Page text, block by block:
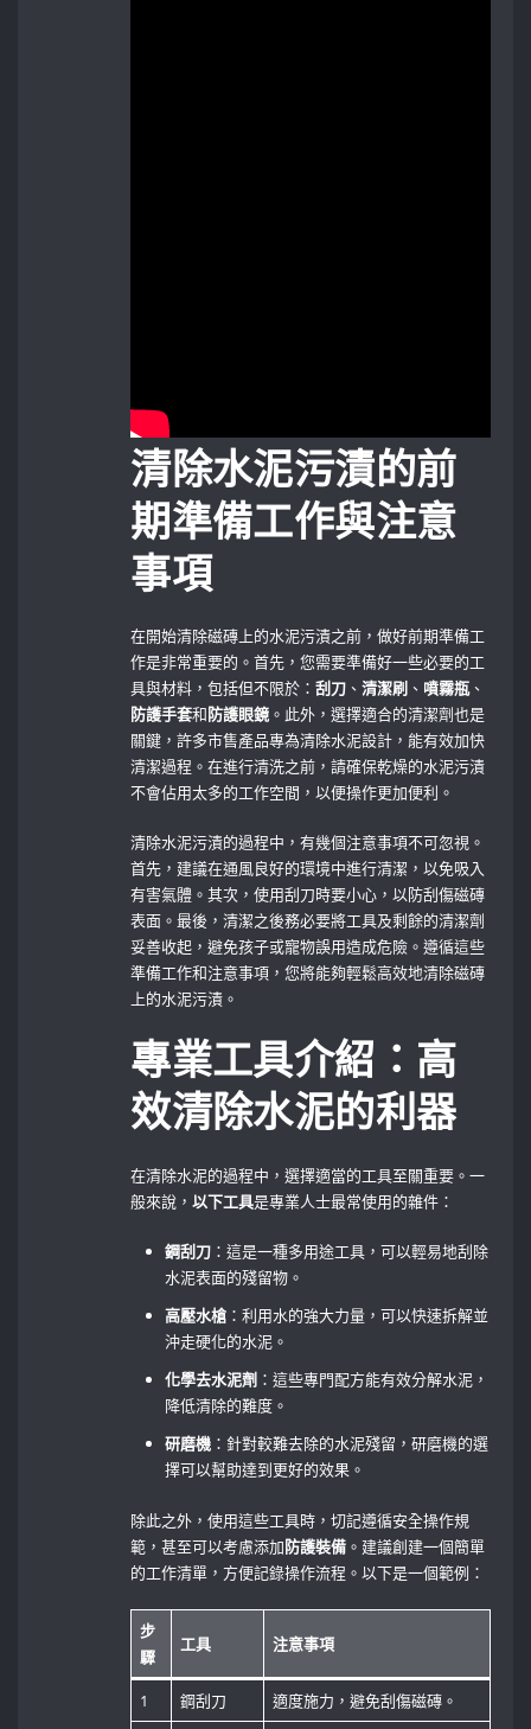
清除水泥污漬的前
期準備工作與注意
事項
在開始清除磁磚上的水泥污漬之前，做好前期準備工
作是非常重要的。首先，您需要準備好一些必要的工
具與材料，包括但不限於：刮刀 、清潔刷 、 噴霧瓶、
防護手套和防護眼鏡 。此外，選擇適合的清潔劑也是
關鍵，許多市售產品專為清除水泥設計，能有效加快
清潔過程。在進行清洗之前，請確保乾燥的水泥污漬
不會佔用太多的工作空間，以便操作更加便利。
清除水泥污漬的過程中，有幾個注意事項不可忽視。
首先，建議在通風良好的環境中進行清潔，以免吸入
有害氣體。其次，使用刮刀時要小心，以防刮傷磁磚
表面。最後，清潔之後務必要將工具及剩餘的清潔劑
妥善收起，避免孩子或寵物誤用造成危險。遵循這些
準備工作和注意事項，您將能夠輕鬆高效地清除磁磚
上的水泥污漬。
專業工具介紹：高
效清除水泥的利器
在清除水泥的過程中，選擇適當的工具至關重要。一
般來說，以下工具是專業人士最常使用的雜件：
鋼刮刀 ：這是一種多用途工具，可以輕易地刮除
水泥表面的殘留物。
高壓水槍 ：利用水的強大力量，可以快速拆解並
沖走硬化的水泥。
化學去水泥劑 ：這些專門配方能有效分解水泥，
降低清除的難度。
研磨機 ：針對較難去除的水泥殘留，研磨機的選
擇可以幫助達到更好的效果。
除此之外，使用這些工具時，切記遵循安全操作規
範，甚至可以考慮添加防護裝備 。建議創建一個簡單
的工作清單，方便記錄操作流程。以下是一個範例：
步
驟
工具 注意事項
1 鋼刮刀 適度施力，避免刮傷磁磚。